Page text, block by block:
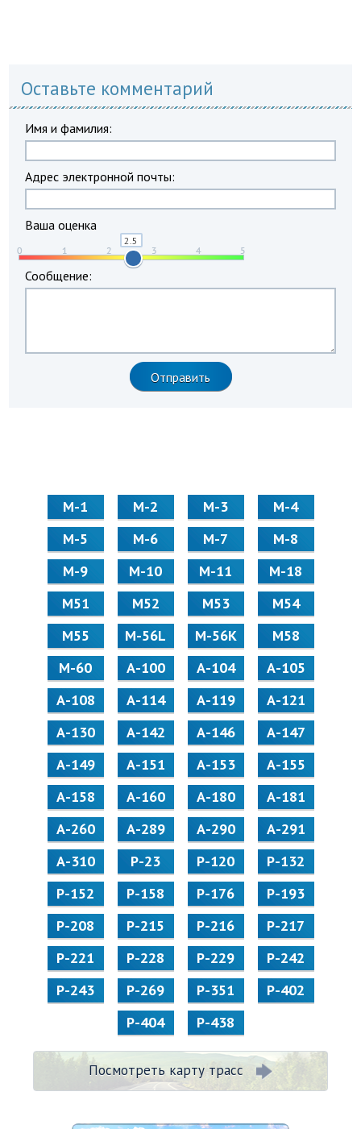
Оставьте комментарий
Имя и фамилия:
Адрес электронной почты:
Ваша оценка
Сообщение:
М-1 М-2 М-3
М-4
М-5
М-6 М-7
М-8
М-9
М-10 М-11
М-18
М51
М52 М53
М54
М55
M-56L M-56K
М58
M-60
А-100 А-104
А-105
А-108
А-114 А-119
А-121
А-130
А-142 А-146
А-147
А-149
А-151 А-153
А-155
А-158
А-160 А-180
А-181
А-260
А-289 А-290
А-291
А-310
Р-23 Р-120
Р-132
Р-152
Р-158 Р-176
Р-193
Р-208
Р-215 Р-216
Р-217
Р-221
Р-228 Р-229
Р-242
Р-243
Р-269 Р-351
Р-402
Р-404
Р-438
Посмотреть карту трасс